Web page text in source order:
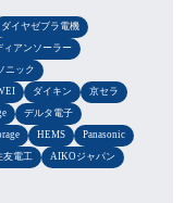
ダイヤゼブラ電機
ィアンソーラー
ニック
ダイキン
京セラ
デルタ電子
HEMS
Panasonic
友電工
AIKOジャパン